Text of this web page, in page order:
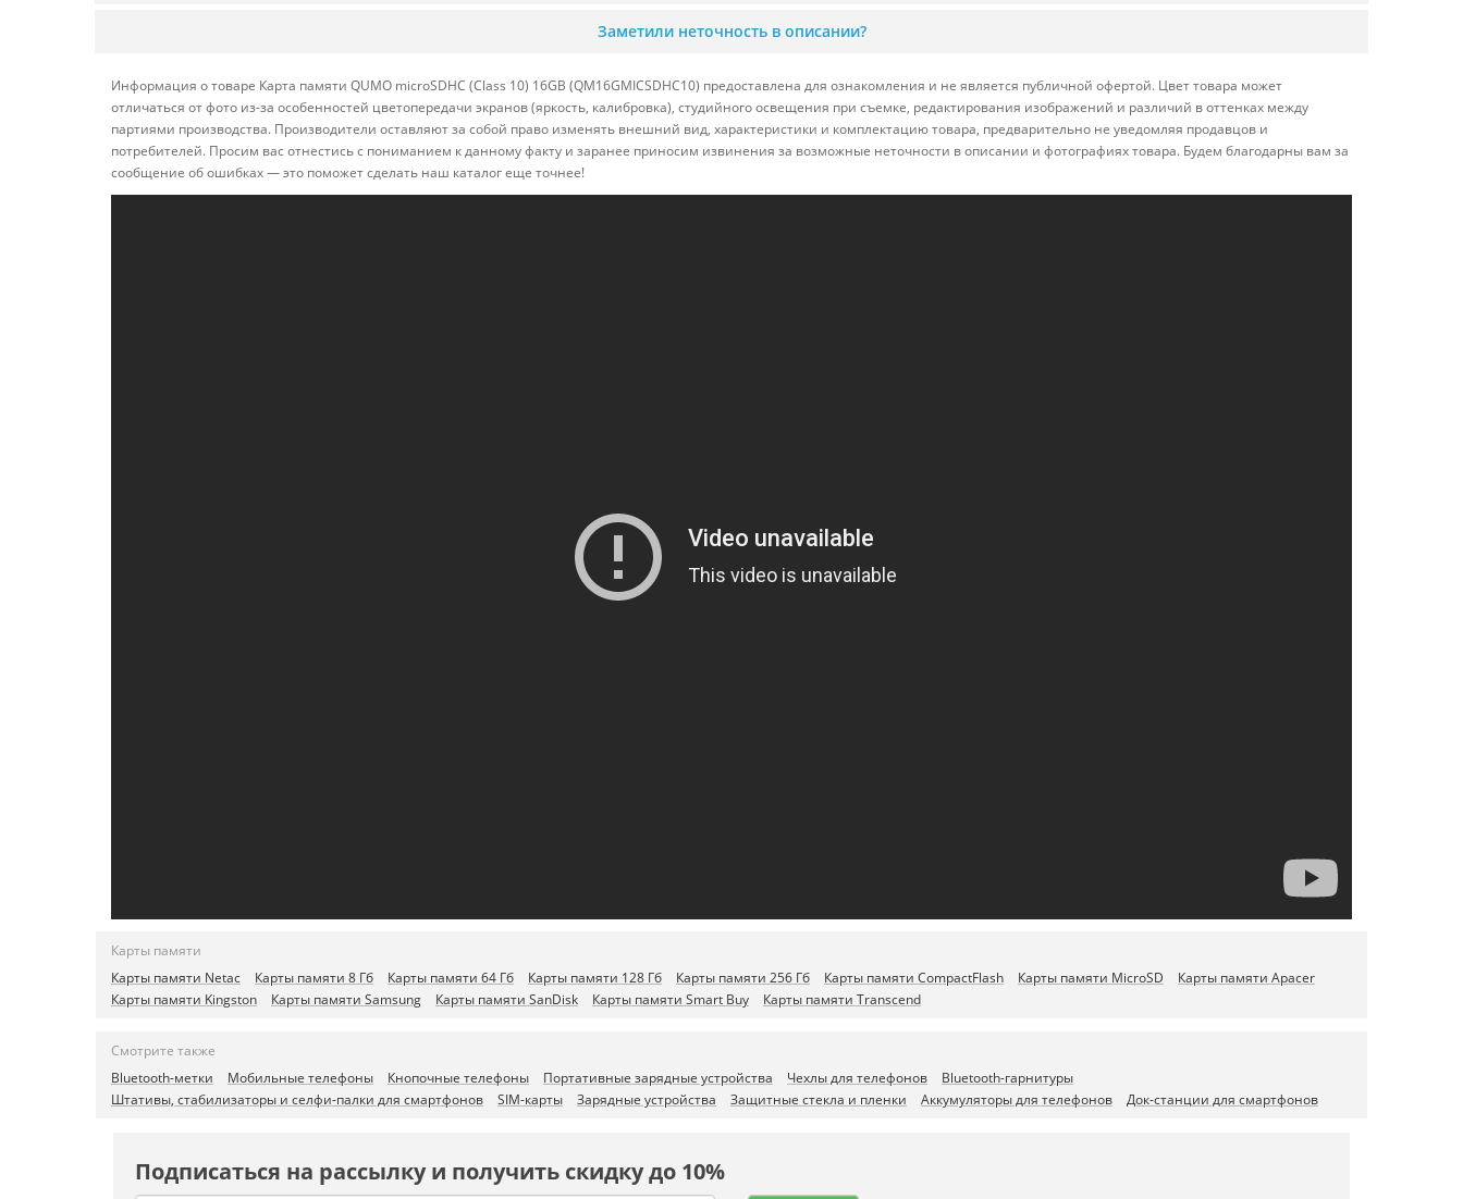
Заметили неточность в описании?
Информация о товаре Карта памяти QUMO microSDHC (Class 10) 16GB (QM16GMICSDHC10) предоставлена для ознакомления и не является публичной офертой. Цвет товара может
отличаться от фото из-за особенностей цветопередачи экранов (яркость, калибровка), студийного освещения при съемке, редактирования изображений и различий в оттенках между
партиями производства. Производители оставляют за собой право изменять внешний вид, характеристики и комплектацию товара, предварительно не уведомляя продавцов и
потребителей. Просим вас отнестись с пониманием к данному факту и заранее приносим извинения за возможные неточности в описании и фотографиях товара. Будем благодарны вам за
сообщение об ошибках — это поможет сделать наш каталог еще точнее!
Карты памяти
Карты памяти Netac
Карты памяти 8 Гб Карты памяти 64 Гб Карты памяти 128 Гб Карты памяти 256 Гб Карты памяти CompactFlash Карты памяти MicroSD
Карты памяти Apacer
Карты памяти Kingston
Карты памяти Samsung Карты памяти SanDisk Карты памяти Smart Buy Карты памяти Transcend
Смотрите также
Bluetooth-метки
Мобильные телефоны Кнопочные телефоны Портативные зарядные устройства Чехлы для телефонов
Bluetooth-гарнитуры
Штативы, стабилизаторы и селфи-палки для смартфонов
SIM-карты Зарядные устройства Защитные стекла и пленки Аккумуляторы для телефонов Док-станции для смартфонов
Подписаться на рассылку и получить скидку до 10%